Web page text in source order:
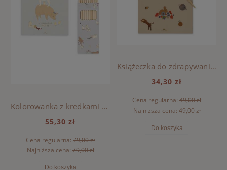
Kolorowanka z kredkami Konges Sloejd - FARM
55,30 zł
Cena regularna: 79,00 zł
Najniższa cena:79,00 zł
Do koszyka
Książeczka do zdrapywania FSC Konges Sloejd - MULTI
34,30 zł
Cena regularna: 49,00 zł
Najniższa cena:49,00 zł
Do koszyka